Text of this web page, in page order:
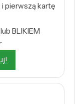
i pierwszą kartę
BLIKIEM